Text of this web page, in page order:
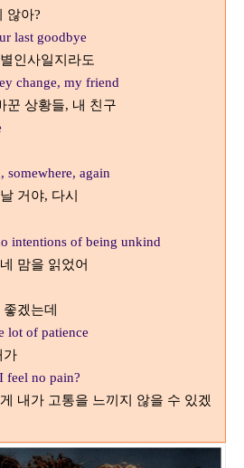
않아?
last goodbye
인사일지라도
change, my friend
꾼 상황들, 내 친구
somewhere, again
거야, 다시
intentions of being unkind
맘을 읽었어
겠는데
lot of patience
가
feel no pain?
내가 고통을 느끼지 않을 수 있겠